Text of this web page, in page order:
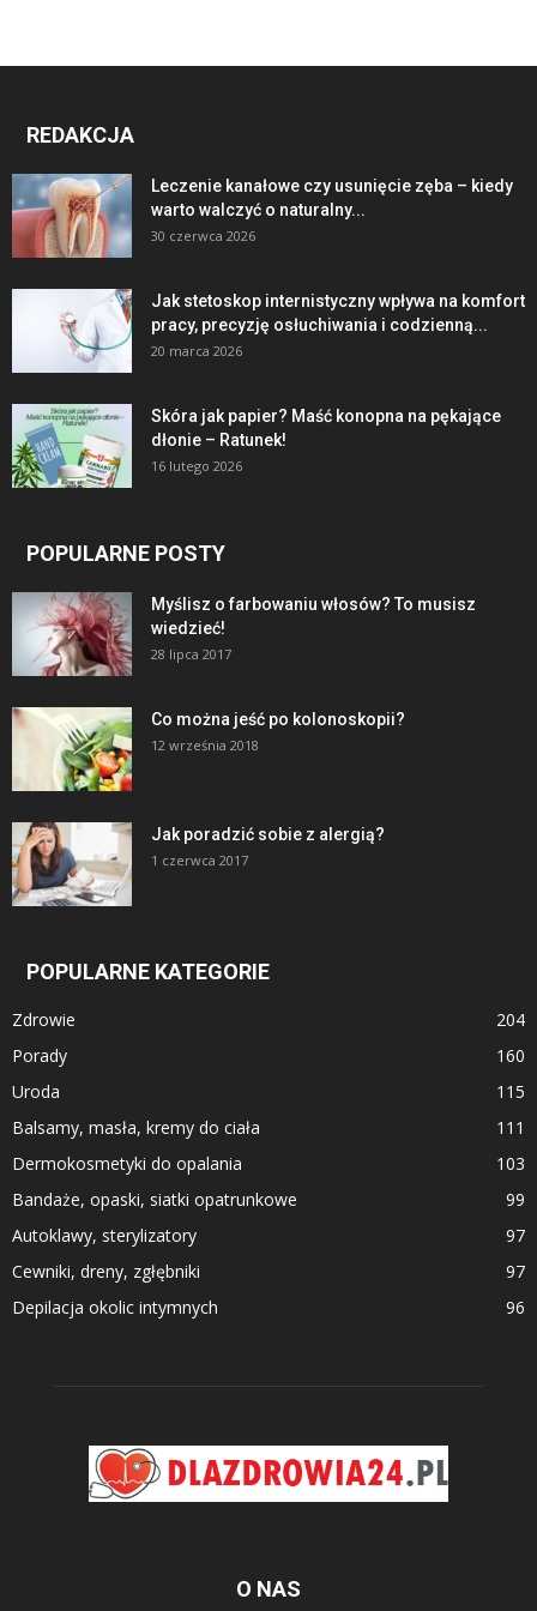
REDAKCJA
Leczenie kanałowe czy usunięcie zęba – kiedy
warto walczyć o naturalny...
30 czerwca 2026
Jak stetoskop internistyczny wpływa na komfort
pracy, precyzję osłuchiwania i codzienną...
20 marca 2026
Skóra jak papier? Maść konopna na pękające
dłonie – Ratunek!
16 lutego 2026
POPULARNE POSTY
Myślisz o farbowaniu włosów? To musisz
wiedzieć!
28 lipca 2017
Co można jeść po kolonoskopii?
12 września 2018
Jak poradzić sobie z alergią?
1 czerwca 2017
POPULARNE KATEGORIE
Zdrowie
204
Porady
160
Uroda
115
Balsamy, masła, kremy do ciała
111
Dermokosmetyki do opalania
103
Bandaże, opaski, siatki opatrunkowe
99
Autoklawy, sterylizatory
97
Cewniki, dreny, zgłębniki
97
Depilacja okolic intymnych
96
O NAS